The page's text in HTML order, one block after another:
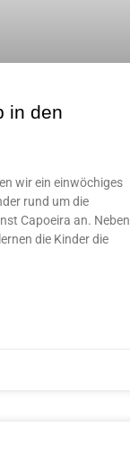
in den
wir ein einwöchiges
rund um die
Capoeira an. Neben
die Kinder die